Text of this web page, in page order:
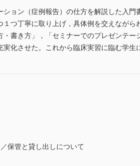
ョン（症例報告）の仕方を解説した入門
つ丁寧に取り上げ，具体例を交えながら
書き方」，「セミナーでのプレゼンテー
化させた。これから臨床実習に臨む学生
管と貸し出しについて